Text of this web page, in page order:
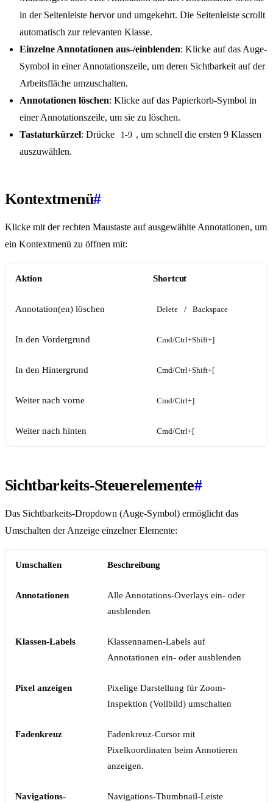
in der Seitenleiste hervor und umgekehrt. Die Seitenleiste scrollt
automatisch zur relevanten Klasse.
Einzelne Annotationen aus-/einblenden: Klicke auf das Auge-
Symbol in einer Annotationszeile, um deren Sichtbarkeit auf der
Arbeitsfläche umzuschalten.
Annotationen löschen: Klicke auf das Papierkorb-Symbol in
einer Annotationszeile, um sie zu löschen.
Tastaturkürzel: Drücke 1-9 , um schnell die ersten 9 Klassen
auszuwählen.
Kontextmenü#
Klicke mit der rechten Maustaste auf ausgewählte Annotationen, um
ein Kontextmenü zu öffnen mit:
Aktion Shortcut
Annotation(en) löschen Delete / Backspace
In den Vordergrund Cmd/Ctrl+Shift+]
In den Hintergrund Cmd/Ctrl+Shift+[
Weiter nach vorne Cmd/Ctrl+]
Weiter nach hinten Cmd/Ctrl+[
Sichtbarkeits-Steuerelemente#
Das Sichtbarkeits-Dropdown (Auge-Symbol) ermöglicht das
Umschalten der Anzeige einzelner Elemente:
Umschalten Beschreibung
Annotationen
Alle Annotations-Overlays ein- oder
ausblenden
Klassen-Labels
Klassennamen-Labels auf
Annotationen ein- oder ausblenden
Pixel anzeigen
Pixelige Darstellung für Zoom-
Inspektion (Vollbild) umschalten
Fadenkreuz
Fadenkreuz-Cursor mit
Pixelkoordinaten beim Annotieren
anzeigen.
Navigations- Navigations-Thumbnail-Leiste